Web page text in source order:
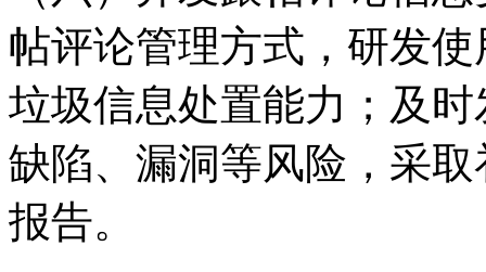
帖评论管理方式，研发
垃圾信息处置能力；及
缺陷、漏洞等风险，采
报告。